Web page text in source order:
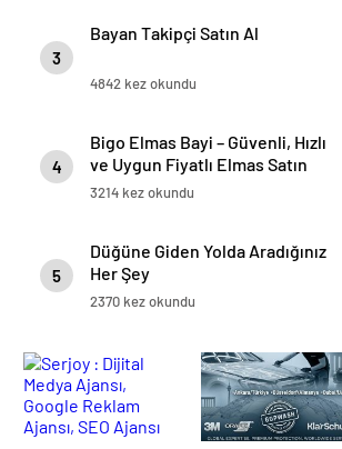
3
Bayan Takipçi Satın Al
4842 kez okundu
4
Bigo Elmas Bayi – Güvenli, Hızlı
ve Uygun Fiyatlı Elmas Satın
Almanın Yeni Adresi
3214 kez okundu
5
Düğüne Giden Yolda Aradığınız
Her Şey
2370 kez okundu